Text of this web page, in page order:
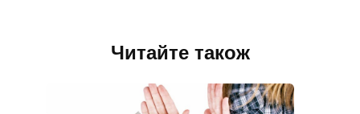
Читайте також